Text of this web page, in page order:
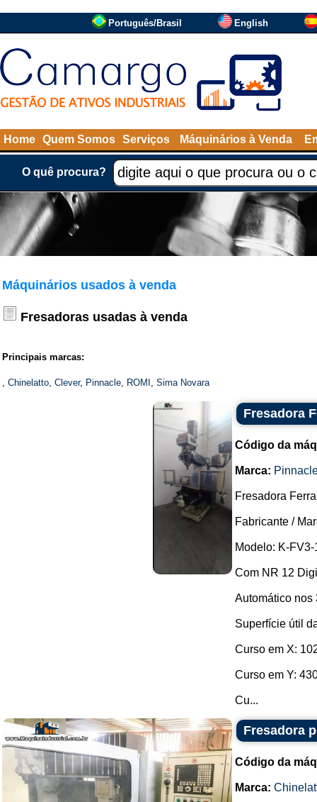
Português/Brasil English
Home Quem Somos Serviços Máquinários à Venda
O quê procura?
Máquinários usados à venda
Fresadoras usadas à venda
Principais marcas:
, Chinelatto, Clever, Pinnacle, ROMI , Sima Novara
Fresadora
Código da
Marca:
Fresadora
Fabricante /
Modelo: K-FV3-
Com NR 12
Automático nos
Superfície útil
Curso em X:
Curso em Y:
Cu...
Fresadora
Código da
Marca: